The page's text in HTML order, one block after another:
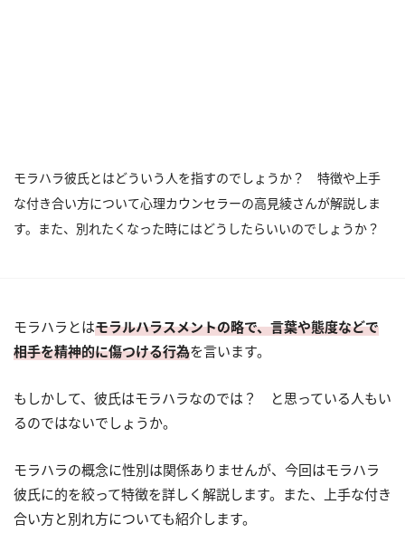
モラハラ彼氏とはどういう人を指すのでしょうか？ 特徴や上手
な付き合い方について心理カウンセラーの高見綾さんが解説しま
す。また、別れたくなった時にはどうしたらいいのでしょうか？
モラハラとはモラルハラスメントの略で、言葉や態度などで
相手を精神的に傷つける行為を言います。
もしかして、彼氏はモラハラなのでは？ と思っている人もい
るのではないでしょうか。
モラハラの概念に性別は関係ありませんが、今回はモラハラ
彼氏に的を絞って特徴を詳しく解説します。また、上手な付き
合い方と別れ方についても紹介します。